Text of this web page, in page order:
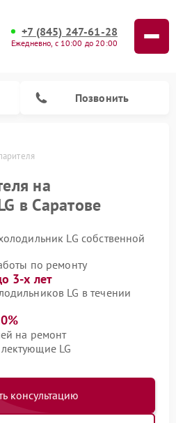
+7 (845) 247-61-28
Ежедневно, с 10:00 до 20:00
Позвонить
на
в Саратове
LG собственной
по ремонту
3-х лет
LG в течении
на ремонт
LG
консультацию